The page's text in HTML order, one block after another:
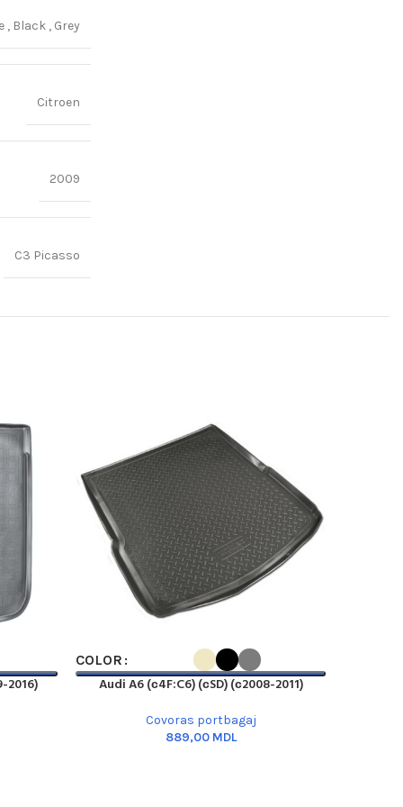
, Black , Grey
Citroen
2009
C3 Picasso
2016)
SELECT OPTIONS
COLOR
Audi A6 (с4F:C6) (сSD) (с2008-2011)
Covoras portbagaj
MDL